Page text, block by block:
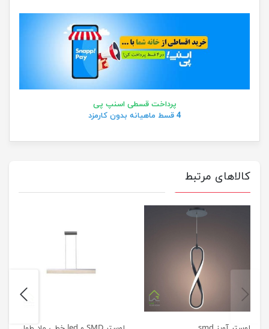
پرداخت قسطی اسنپ پی
4 قسط ماهیانه بدون کارمزد
کالاهای مرتبط
previus